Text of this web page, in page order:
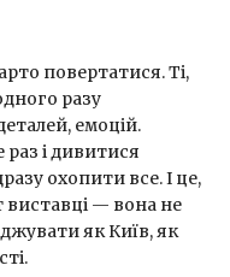
повертатися. Ті,
разу
емоцій.
і дивитися
охопити все. І це,
— вона не
як Київ, як